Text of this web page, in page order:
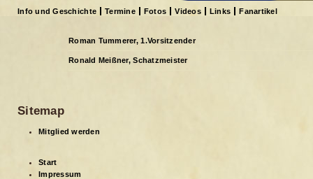
Info und Geschichte Termine Fotos Videos Links Fanartikel
Roman Tummerer, 1.Vorsitzender
Ronald Meißner, Schatzmeister
Sitemap
Mitglied werden
Start
Impressum